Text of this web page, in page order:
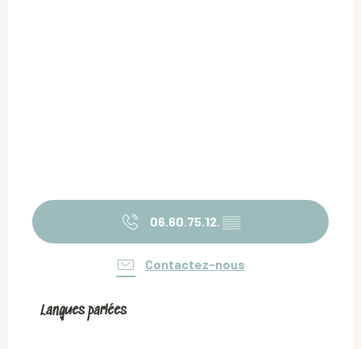
06.60.75.12. ▒▒
Contactez-nous
Langues parlées
Langues parlées